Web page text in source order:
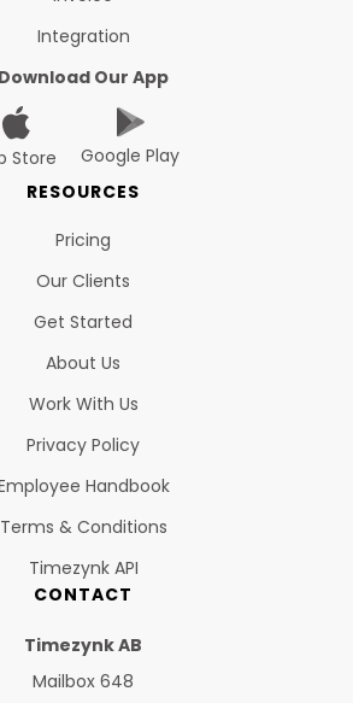
Integration
Download Our App
Store
Google Play
RESOURCES
Pricing
Our Clients
Get Started
About Us
Work With Us
Privacy Policy
Handbook
Terms & Conditions
Timezynk API
CONTACT
Timezynk AB
Mailbox 648